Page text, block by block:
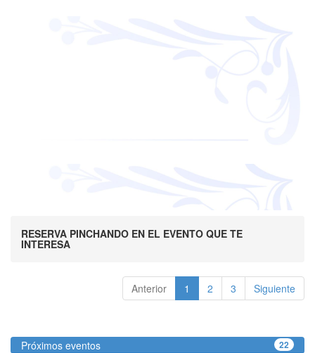
RESERVA PINCHANDO EN EL EVENTO QUE TE
INTERESA
Anterior 1 2 3 Siguiente
Próximos eventos 22